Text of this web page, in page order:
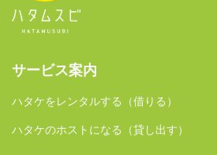
サービス案内
ハタケをレンタルする（借りる）
ハタケのホストになる（貸し出す）